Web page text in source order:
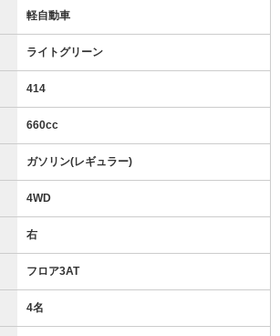
軽自動車
ライトグリーン
414
660cc
ガソリン(レギュラー)
4WD
右
フロア3AT
4名